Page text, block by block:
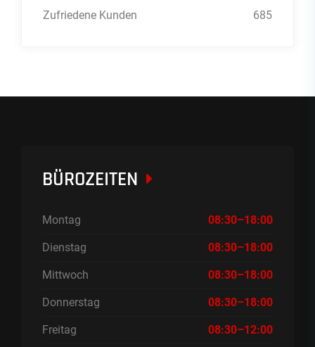
Zufriedene Kunden 685
BÜROZEITEN
Montag 08:30–18:00
Dienstag 08:30–18:00
Mittwoch 08:30–18:00
Donnerstag 08:30–18:00
Freitag 08:30–12:00